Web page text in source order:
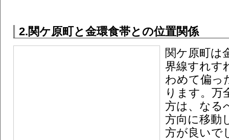
2.関ケ原町と金環食帯との位置関係
関ケ原町は
界線すれす
わめて偏っ
ります。万
方は、なる
方向に移動
方が良いで